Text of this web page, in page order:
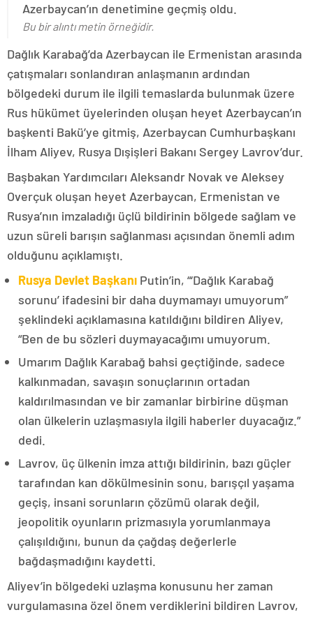
Azerbaycan’ın denetimine geçmiş oldu.
Bu bir alıntı metin örneğidir.
Dağlık Karabağ’da Azerbaycan ile Ermenistan arasında
çatışmaları sonlandıran anlaşmanın ardından
bölgedeki durum ile ilgili temaslarda bulunmak üzere
Rus hükümet üyelerinden oluşan heyet Azerbaycan’ın
başkenti Bakü’ye gitmiş, Azerbaycan Cumhurbaşkanı
İlham Aliyev, Rusya Dışişleri Bakanı Sergey Lavrov’dur.
Başbakan Yardımcıları Aleksandr Novak ve Aleksey
Overçuk oluşan heyet Azerbaycan, Ermenistan ve
Rusya’nın imzaladığı üçlü bildirinin bölgede sağlam ve
uzun süreli barışın sağlanması açısından önemli adım
olduğunu açıklamıştı.
Rusya Devlet Başkanı Putin’in, “‘Dağlık Karabağ
sorunu’ ifadesini bir daha duymamayı umuyorum”
şeklindeki açıklamasına katıldığını bildiren Aliyev,
“Ben de bu sözleri duymayacağımı umuyorum.
Umarım Dağlık Karabağ bahsi geçtiğinde, sadece
kalkınmadan, savaşın sonuçlarının ortadan
kaldırılmasından ve bir zamanlar birbirine düşman
olan ülkelerin uzlaşmasıyla ilgili haberler duyacağız.”
dedi.
Lavrov, üç ülkenin imza attığı bildirinin, bazı güçler
tarafından kan dökülmesinin sonu, barışçıl yaşama
geçiş, insani sorunların çözümü olarak değil,
jeopolitik oyunların prizmasıyla yorumlanmaya
çalışıldığını, bunun da çağdaş değerlerle
bağdaşmadığını kaydetti.
Aliyev’in bölgedeki uzlaşma konusunu her zaman
vurgulamasına özel önem verdiklerini bildiren Lavrov,